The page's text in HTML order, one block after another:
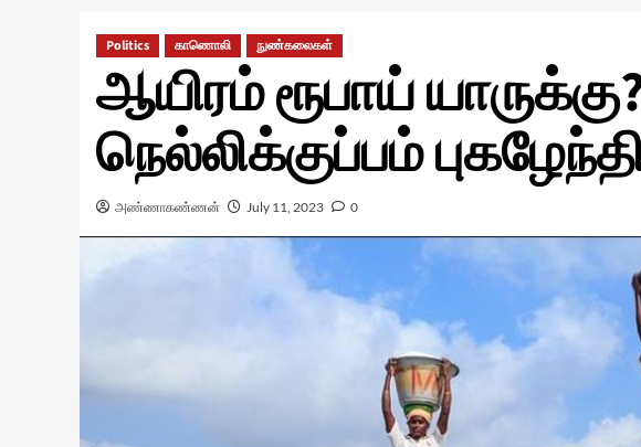
Politics காணொலி நுண்கலைகள்
ஆயிரம் ரூபாய்
நெல்லிக்குப்பம்
அண்ணாகண்ணன் July 11, 2023 0